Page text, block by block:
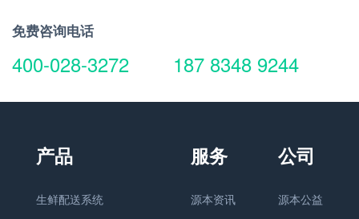
免费咨询电话
400-028-3272 187 8348 9244
生鲜配送系统
源本资讯
源本公益